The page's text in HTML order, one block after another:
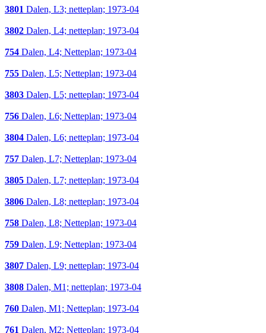
3801 Dalen, L3; netteplan; 1973-04
3802 Dalen, L4; netteplan; 1973-04
754 Dalen, L4; Netteplan; 1973-04
755 Dalen, L5; Netteplan; 1973-04
3803 Dalen, L5; netteplan; 1973-04
756 Dalen, L6; Netteplan; 1973-04
3804 Dalen, L6; netteplan; 1973-04
757 Dalen, L7; Netteplan; 1973-04
3805 Dalen, L7; netteplan; 1973-04
3806 Dalen, L8; netteplan; 1973-04
758 Dalen, L8; Netteplan; 1973-04
759 Dalen, L9; Netteplan; 1973-04
3807 Dalen, L9; netteplan; 1973-04
3808 Dalen, M1; netteplan; 1973-04
760 Dalen, M1; Netteplan; 1973-04
761 Dalen, M2; Netteplan; 1973-04